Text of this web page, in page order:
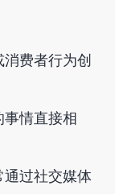
费者行为创
情直接相
过社交媒体